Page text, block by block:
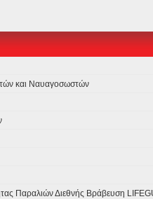
και Ναυαγοσωστών
Παραλιών Διεθνής Βράβευση